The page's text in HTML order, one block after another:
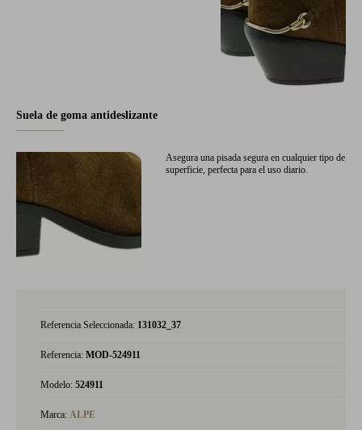
Suela de goma antideslizante
Asegura una pisada segura en cualquier tipo de
superficie, perfecta para el uso diario.
Referencia Seleccionada: 131032_37
Referencia: MOD-524911
Modelo: 524911
Marca: ALPE